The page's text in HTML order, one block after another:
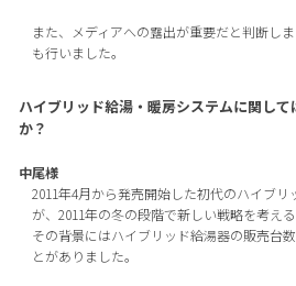
また、メディアへの露出が重要だと判断し
も行いました。
ハイブリッド給湯・暖房システムに関し
か？
中尾様
2011年4月から発売開始した初代のハイブ
が、2011年の冬の段階で新しい戦略を考え
その背景にはハイブリッド給湯器の販売台
とがありました。